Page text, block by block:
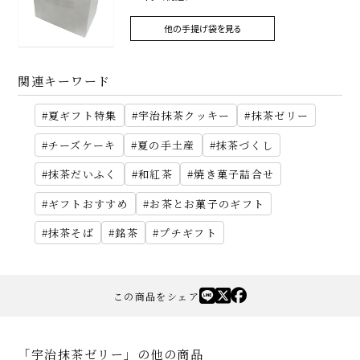
他の手提げ袋を見る
関連キーワード
夏ギフト特集 宇治抹茶クッキー
抹茶ゼリー
チーズケーキ
夏の手土産
抹茶づくし
抹茶だいふく
和紅茶
焼き菓子詰合せ
ギフトおすすめ
お茶とお菓子のギフト
抹茶そば
銘茶 プチギフト
この商品をシェア
「宇治抹茶ゼリー」の他の商品